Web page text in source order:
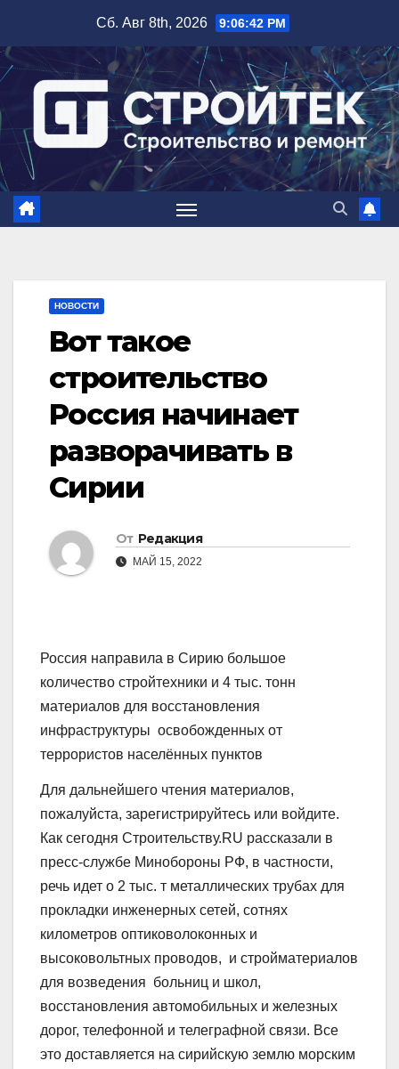
содержимому
Сб. Авг 8th, 2026 9:06:43 PM
НОВОСТИ
Вот такое
строительство
Россия начинает
разворачивать в
Сирии
От Редакция
МАЙ 15, 2022
Россия направила в Сирию большое
количество стройтехники и 4 тыс. тонн
материалов для восстановления
инфраструктуры освобожденных от
террористов населённых пунктов
Для дальнейшего чтения материалов,
пожалуйста, зарегистрируйтесь или войдите.
Как сегодня Строительству.RU рассказали в
пресс-службе Минобороны РФ, в частности,
речь идет о 2 тыс. т металлических трубах для
прокладки инженерных сетей, сотнях
километров оптиковолоконных и
высоковольтных проводов, и стройматериалов
для возведения больниц и школ,
восстановления автомобильных и железных
дорог, телефонной и телеграфной связи. Все
это доставляется на сирийскую землю морским